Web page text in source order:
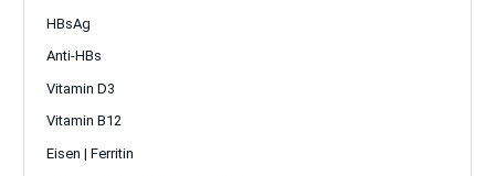
HBsAg
Anti-HBs
Vitamin D3
Vitamin B12
Eisen | Ferritin